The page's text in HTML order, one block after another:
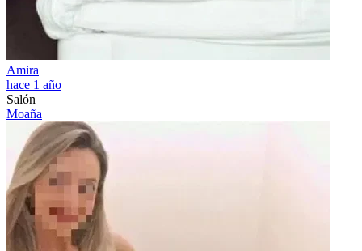
Amira
hace 1 año
Salón
Moaña